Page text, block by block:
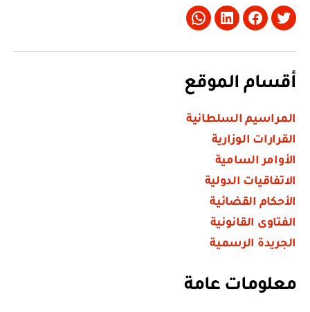
Twitter
Facebook
LinkedIn
Whatsapp
أقسام الموقع
المراسيم السلطانية
القرارات الوزارية
الأوامر السامية
الاتفاقيات الدولية
الأحكام القضائية
الفتاوى القانونية
الجريدة الرسمية
معلومات عامة